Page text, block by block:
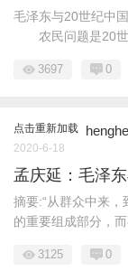
毛泽东与20世纪中
农民问题是20世
3697 0
点击重新加载
2020-6-18
孟庆延：毛泽
摘要:“从群众中来
的重要组成部分，而
3125 0